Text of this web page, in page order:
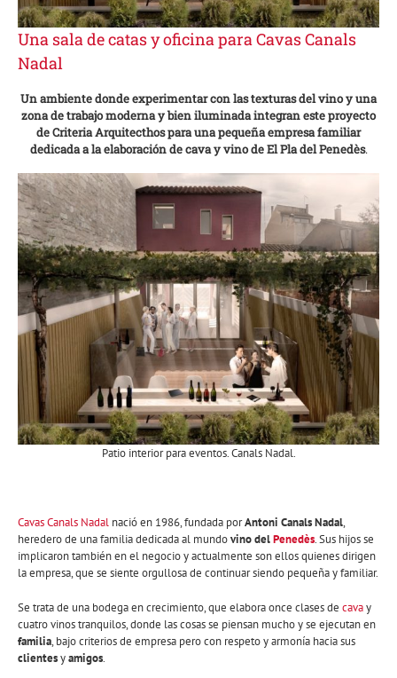
Una sala de catas y oficina para Cavas Canals
Nadal
Un ambiente donde experimentar con las texturas del vino y una
zona de trabajo moderna y bien iluminada integran este proyecto
de Criteria Arquitecthos para una pequeña empresa familiar
dedicada a la elaboración de cava y vino de El Pla del Penedès.
Patio interior para eventos. Canals Nadal.
Cavas Canals Nadal nació en 1986, fundada porAntoni Canals Nadal,
heredero de una familia dedicada al mundovino delPenedès. Sus hijos se
implicaron también en el negocio y actualmente son ellos quienes dirigen
la empresa, que se siente orgullosa de continuar siendo pequeña y familiar.
Se trata de una bodega en crecimiento, que elabora once clases de cavay
cuatro vinos tranquilos, donde las cosas se piensan mucho y se ejecutan en
familia, bajo criterios de empresa pero con respeto y armonía hacia sus
clientesyamigos.